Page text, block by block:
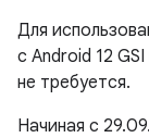
Для
с Android 12
не требуется.
Начиная с